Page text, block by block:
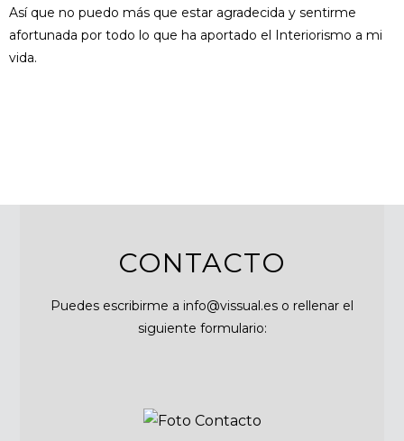
Así que no puedo más que estar agradecida y sentirme
afortunada por todo lo que ha aportado el Interiorismo a mi
vida.
CONTACTO
Puedes escribirme a info@vissual.es o rellenar el
siguiente formulario: